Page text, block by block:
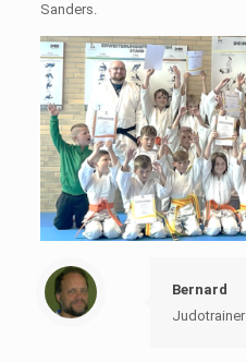
Sanders.
Bernard
Judotrainer